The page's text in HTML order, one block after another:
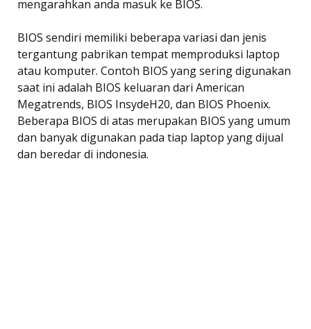
mengarahkan anda masuk ke BIOS.
BIOS sendiri memiliki beberapa variasi dan jenis
tergantung pabrikan tempat memproduksi laptop
atau komputer. Contoh BIOS yang sering digunakan
saat ini adalah BIOS keluaran dari American
Megatrends, BIOS InsydeH20, dan BIOS Phoenix.
Beberapa BIOS di atas merupakan BIOS yang umum
dan banyak digunakan pada tiap laptop yang dijual
dan beredar di indonesia.